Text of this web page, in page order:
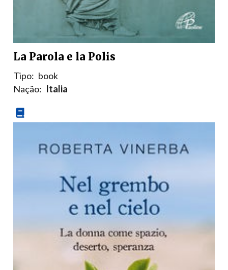
La Parola e la Polis
Tipo: book
Nação: Italia